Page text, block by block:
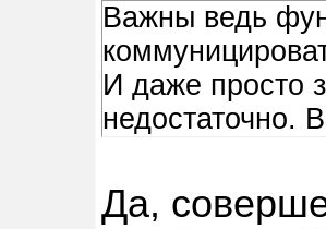
Важны ведь
И даже просто
недостаточно.
Да,